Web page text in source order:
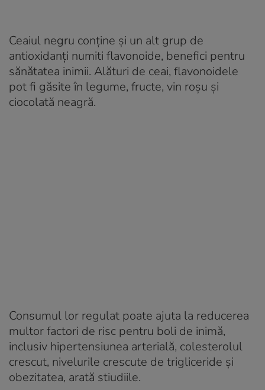
Ceaiul negru conține și un alt grup de
antioxidanți numiti flavonoide, benefici pentru
sănătatea inimii. Alături de ceai, flavonoidele
pot fi găsite în legume, fructe, vin roșu și
ciocolată neagră.
Consumul lor regulat poate ajuta la reducerea
multor factori de risc pentru boli de inimă,
inclusiv hipertensiunea arterială, colesterolul
crescut, nivelurile crescute de trigliceride și
obezitatea, arată stiudiile.